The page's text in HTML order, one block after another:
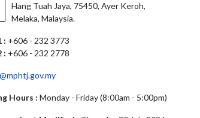
Hang Tuah Jaya, 75450, Ayer Keroh,
Melaka, Malaysia.
: +606 - 232 3773
: +606 - 232 2778
Hours : Monday - Friday (8:00am - 5:00pm)